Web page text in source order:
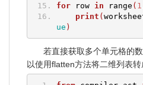
for row in range ( 1
print (
ue )
若直接获取多个单元格的
以使用flatten方法将二维列表转